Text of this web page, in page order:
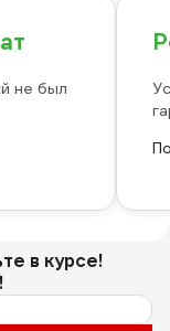
не был
в курсе!